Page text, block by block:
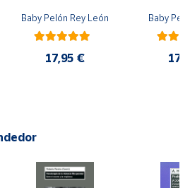
Baby Pelón Rey León
17,95 €
Baby